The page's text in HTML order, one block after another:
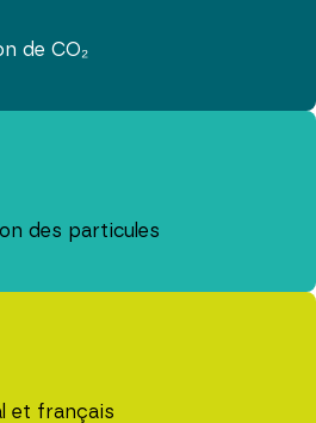
de CO₂
des particules
et français